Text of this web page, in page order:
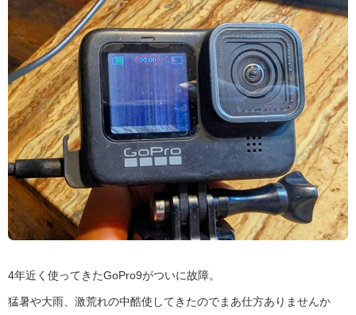
4年近く使ってきたGoPro9がついに故障。
猛暑や大雨、激荒れの中酷使してきたのでまあ仕方ありませんか